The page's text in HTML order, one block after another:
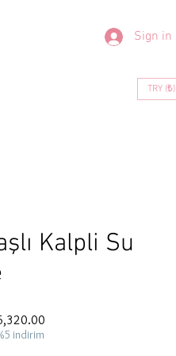
Sign in
TRY (₺)
Kalpli Su
indirim